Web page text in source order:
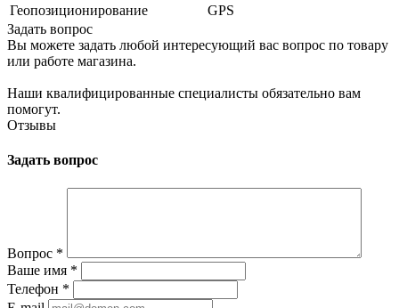
Геопозиционирование
GPS
Задать вопрос
Вы можете задать любой интересующий вас вопрос по товару
или работе магазина.
Наши квалифицированные специалисты обязательно вам
помогут.
Отзывы
Задать вопрос
Вопрос *
Ваше имя *
Телефон *